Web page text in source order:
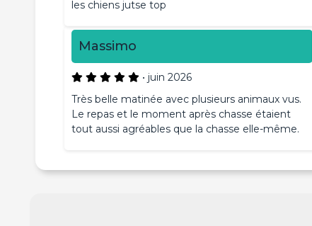
les chiens jutse top
Massimo
• juin 2026
Très belle matinée avec plusieurs animaux vus.
Le repas et le moment après chasse étaient
tout aussi agréables que la chasse elle-même.